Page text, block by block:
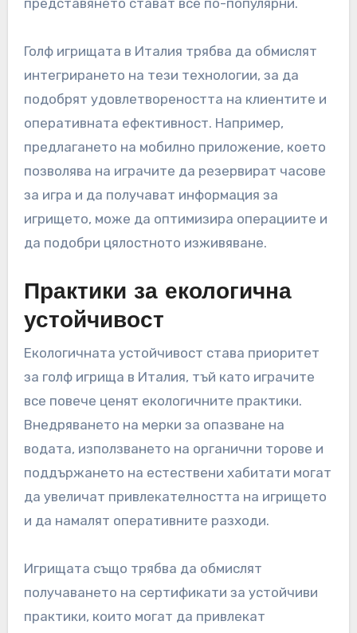
Разбирането на сезонните модели може да
персонал и поддръжка.
Нови технологии в голфа
представянето стават все по-популярни.
Голф игрищата в Италия трябва да обмислят
интегрирането на тези технологии, за да
подобрят удовлетвореността на клиентите и
оперативната ефективност. Например,
предлагането на мобилно приложение, което
позволява на играчите да резервират часове
за игра и да получават информация за
игрището, може да оптимизира операциите и
да подобри цялостното изживяване.
Практики за екологична
устойчивост